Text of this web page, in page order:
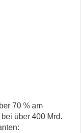
70 % am
über 400 Mrd.